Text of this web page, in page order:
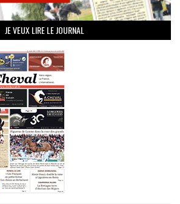
JE VEUX LIRE LE JOURNAL